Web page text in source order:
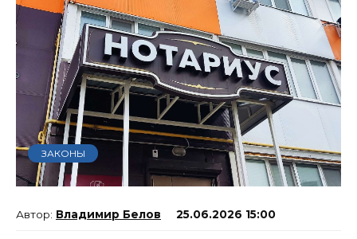
ЗАКОНЫ
Владимир Белов 25.06.2026 15:00